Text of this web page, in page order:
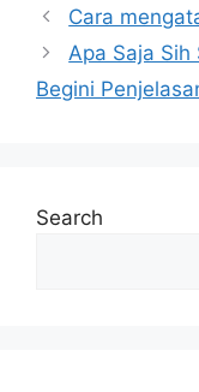
Cara
Apa Saja Sih
Begini
Search